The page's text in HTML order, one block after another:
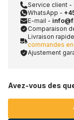
Service client -
WhatsApp -
E-mail -
Comparaison
Livraison
commandes
Ajustement
Avez-vous des